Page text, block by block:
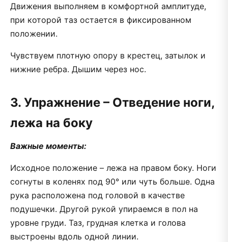
Движения выполняем в комфортной амплитуде,
при которой таз остается в фиксированном
положении.
Чувствуем плотную опору в крестец, затылок и
нижние ребра. Дышим через нос.
3. Упражнение – Отведение ноги,
лежа на боку
Важные моменты:
Исходное положение – лежа на правом боку. Ноги
согнуты в коленях под 90° или чуть больше. Одна
рука расположена под головой в качестве
подушечки. Другой рукой упираемся в пол на
уровне груди. Таз, грудная клетка и голова
выстроены вдоль одной линии.